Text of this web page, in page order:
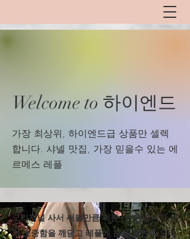
Welcome to 하이엔드
​가장 최상위, 하이엔드급 상품만 셀렉
합니다. 샤넬 맛집, 가장 믿을수 있는 에
르메스 레플
​오리지널 사서 써볼만큼 써본 (구)된장녀가 돈
의 소중함을 깨닫고 레플에 눈을 돌린후 오리